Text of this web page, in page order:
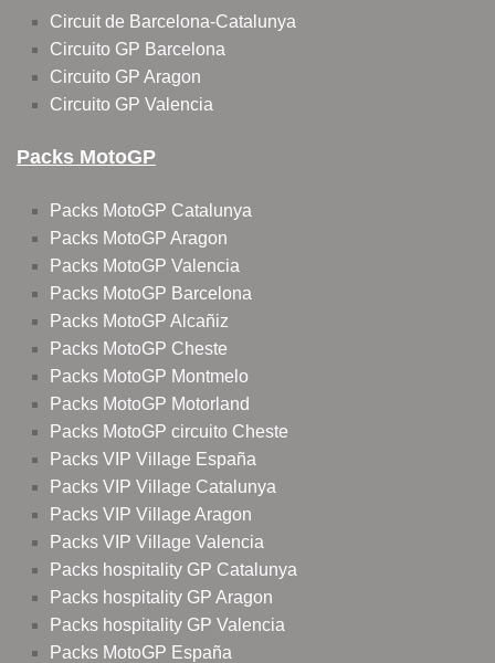
Circuit de Barcelona-Catalunya
Circuito GP Barcelona
Circuito GP Aragon
Circuito GP Valencia
Packs MotoGP
Packs MotoGP Catalunya
Packs MotoGP Aragon
Packs MotoGP Valencia
Packs MotoGP Barcelona
Packs MotoGP Alcañiz
Packs MotoGP Cheste
Packs MotoGP Montmelo
Packs MotoGP Motorland
Packs MotoGP circuito Cheste
Packs VIP Village España
Packs VIP Village Catalunya
Packs VIP Village Aragon
Packs VIP Village Valencia
Packs hospitality GP Catalunya
Packs hospitality GP Aragon
Packs hospitality GP Valencia
Packs MotoGP España